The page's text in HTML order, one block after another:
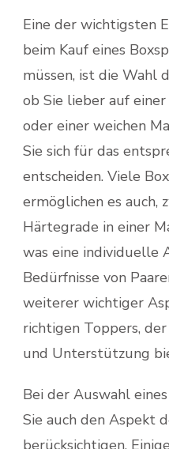
Eine der wichtigsten
beim Kauf eines
müssen, ist die Wahl
ob Sie lieber auf
oder einer weichen
Sie sich für das
entscheiden. Viele
ermöglichen es auch,
Härtegrade in einer
was eine individuelle
Bedürfnisse von
weiterer wichtiger
richtigen Toppers,
und Unterstützung
Bei der Auswahl
Sie auch den Aspekt